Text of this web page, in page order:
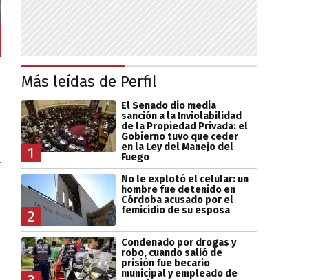
Más leídas de Perfil
1
El Senado dio media
sanción a la Inviolabilidad
de la Propiedad Privada: el
Gobierno tuvo que ceder
en la Ley del Manejo del
Fuego
2
No le explotó el celular: un
hombre fue detenido en
Córdoba acusado por el
femicidio de su esposa
Condenado por drogas y
robo, cuando salió de
prisión fue becario
municipal y empleado de